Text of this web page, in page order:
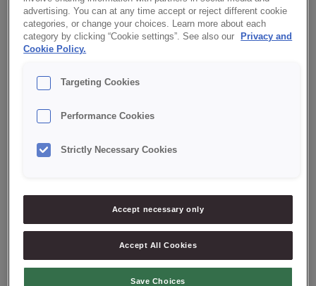
Vår Mix för mjuk pepparkaka ger dig en härlig mjuk pepparkaka
med fin smak.
Mix för Mjuk
Pepparkaka
Vatten
1200 g
ARBETSBESKRIVNING
vinge i ca 3 min. Häll upp smeten i sockerkaksformar och baka
av i 170°C ca 45 min. Vändes efter avbakning och låt svalna.
advertising. You can at any time accept or reject different cookie
categories, or change your choices. Learn more about each
category by clicking “Cookie settings”. See also our
Privacy and
Cookie Policy.
Targeting Cookies
Performance Cookies
Strictly Necessary Cookies
Accept necessary only
Accept All Cookies
Save Choices